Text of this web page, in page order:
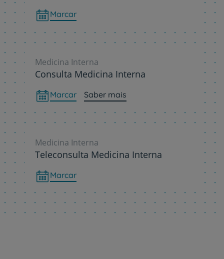
Marcar
Medicina Interna
Consulta Medicina Interna
Marcar Saber mais
Medicina Interna
Teleconsulta Medicina Interna
Marcar